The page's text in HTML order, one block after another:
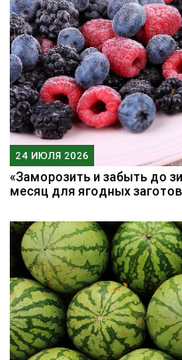
24 ИЮЛЯ 2026
«Заморозить и забыть до
месяц для ягодных